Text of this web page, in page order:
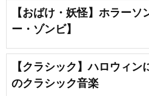
【おばけ・妖怪】ホラーソ
ー・ゾンビ】
【クラシック】ハロウィン
のクラシック音楽